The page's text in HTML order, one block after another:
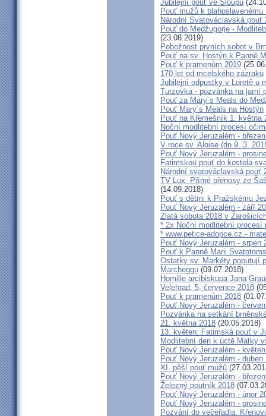
Jubilejní pouť ve Sloupu
Pouť mužů k
Národní Svatováclavská pouť
Pouť do Medžugorje -
(23.08.2019)
Pobožnost prvních sobot v
Pouť na sv. Hostýn k Panně
Pouť k pramenům 2019
170 let od mcelského zázraku
Jubilejní odpustky v Loretě u
Turzovka - pozvánka na jarní
Pouť za Mary´s Meals do
Pouť Mary´s Meals na Hostýn
Pouť na Křemešník 1. května
Noční modlitební procesí
Pouť Nový Jeruzalém -
V roce sv. Aloise (do 9. 3.
Pouť Nový Jeruzalém -
Fatimskou pouť do kostela
Národní svatováclavská pouť
TV Lux: Přímé přenosy ze
(14.09.2018)
Pouť s dětmi k Pražskému
Pouť Nový Jeruzalém - září
Zlatá sobota 2018 v
* 2x Noční modlitební
* www.petice-adopce.cz -
Pouť Nový Jeruzalém - srpen
Pouť k Panně Marii
Ostatky sv. Markéty poputují
Marcheggu (09.07.2018)
Homilie arcibiskupa Jana
Velehrad, 5. července 2018
Pouť k pramenům 2018
Pouť Nový Jeruzalém -
Pozvánka na setkání
21. května 2018 (20.05.2018)
13. květen: Fatimská pouť v
Modlitební den k úctě Matky
Pouť Nový Jeruzalém -
Pouť Nový Jeruzalém - duben
XI. pěší pouť mužů
Pouť Nový Jeruzalém -
Železný poutník 2018
Pouť Nový Jeruzalém - únor
Pouť Nový Jeruzalém -
Pozvání do večeřadla: